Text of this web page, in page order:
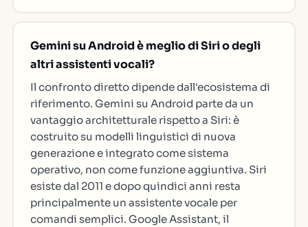
Gemini su Android è meglio di Siri o degli
altri assistenti vocali?
Il confronto diretto dipende dall'ecosistema di
riferimento. Gemini su Android parte da un
vantaggio architetturale rispetto a Siri: è
costruito su modelli linguistici di nuova
generazione e integrato come sistema
operativo, non come funzione aggiuntiva. Siri
esiste dal 2011 e dopo quindici anni resta
principalmente un assistente vocale per
comandi semplici. Google Assistant, il